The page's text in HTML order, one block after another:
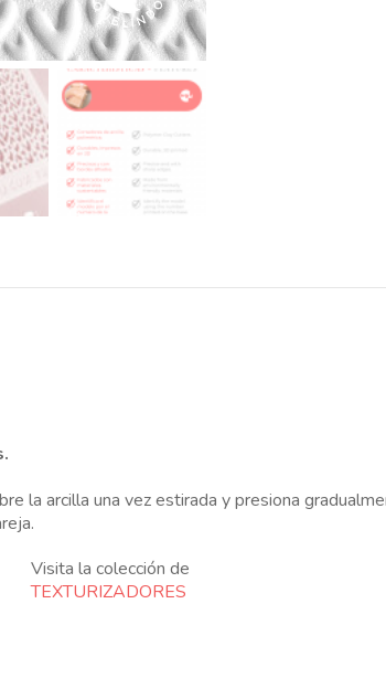
la arcilla una vez estirada y presiona
Visita la colección de
TEXTURIZADORES